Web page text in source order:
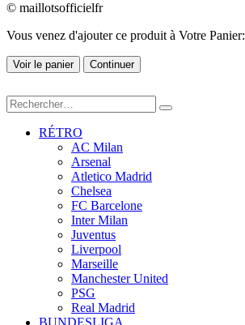
© maillotsofficielfr
Vous venez d'ajouter ce produit à Votre Panier:
Voir le panier Continuer
RÉTRO
AC Milan
Arsenal
Atletico Madrid
Chelsea
FC Barcelone
Inter Milan
Juventus
Liverpool
Marseille
Manchester United
PSG
Real Madrid